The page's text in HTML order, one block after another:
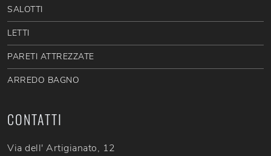
SALOTTI
LETTI
PARETI ATTREZZATE
ARREDO BAGNO
CONTATTI
Via dell' Artigianato, 12